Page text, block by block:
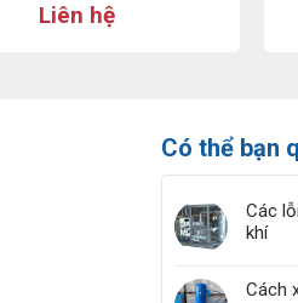
Liên hệ
Có thể bạn
Các
khí
Cách